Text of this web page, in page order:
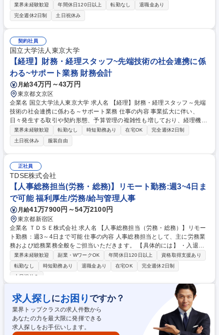
務作業の直接的サポートではなく、メンバーが効率的に業務を進めるため
のマネジメントをお任せします。メンバー約310名に対して、トレ ーナー
は約60名在籍。複数のトレーナーでチームを組んで対応するため、一人で
抱え込む状況が発生しない組織作りをしています。 【詳細】■メンバーの
適性等を基に業務の割り振り/創出/切り出し■質問対応・マニュアル作成■
定期面談■業務量集計など◎メンバーは軽度障がい(精神、知的)の方が中心
で、基本的に「働く力」のある方を面接で判断し採用しているため、トラ
ブル対応等は多くありません◎※変更の範囲:当社業務全般 募集職種 【障
がいをお持ちの方の業務サポート】定時9時-17時・プライベートとの両立
◎
業界未経験歓迎 年間休日120日以上 転勤なし
退職金あり
完全週休2日制
土日祝休み
契約社員
国立大学法人東京大学
【経理】財務・経理スタッフ~先端技術の社会連携に係
わる~サポート業務 財務会計
月給34万円～43万円
東京都文京区
企業名 国立大学法人東京大学 求人名 【経理】財務・経理スタッフ～先端
技術の社会連携に係わる～サポート業務 仕事の内容 事業拡大に伴い、
日々発生する取引や契約形態、予算管理の複雑性も増しており、経理機能
の強化が急務となっています。国の研究プロジェクト等、一般的な事業会
社とは異なる会計処理や予算管理が求められるます。 ・日次・月次・年次
の経理業務・仕訳入力、伝票処理、請求書管理 ・支払処理、入出金管理・
月次・年次決算業務・税務対応、納税関連業務 ・経費精算対応・会計ソフ
トの運用管理・顧問税理士、監査法人など外部専門家との連携・新規事業
や新たな取引発生時の会計処理整理 ・社内メンバーへのヒアリング、取引
内容の整理 ・各種プロジェクトの予算・会計管理サポート 募集職種 【経
理】財務・経理スタッフ～先端技術の社会連携に係わる～サポート業務
業界未経験歓迎 転勤なし 時短勤務あり 在宅OK
完全週休2日制
土日祝休み
服装自由
正社員
TDSE株式会社
【人事総務担当(労務・総務)】リモート勤務:週3~4日ま
で可能 福利厚生/労務/給与管理人事
月給41万7900円～54万2100円
東京都新宿区
企業名 ＴＤＳＥ株式会社 求人名 【人事総務担当（労務・総務）】リモー
ト勤務：週3～4日まで可能 仕事の内容 人事総務担当として、主に労務業
務および総務業務全般をご担当いただきます。 【具体的には】 ・入退社
手続き、社会保険手続きのアウトソース先管理・調整などの労務手続き関
連業務 ・勤怠管理、給与計算、人事データの入力・更新、社員情報管理業
務 ・健康診断対応業務、安全衛生管理のサポート業務 ・人事制度、福利
リモート勤務：週3～4日まで可能
業界未経験歓迎 副業・WワークOK 年間休日120日以上
資格取得支援あり
転勤なし
時短勤務あり 退職金あり 在宅OK
完全週休2日制
土日祝休み
求人探しにお困り ですか？
業界トップクラスの求人件数から
あなたの力を最大限に発揮できる
求人探しをお手伝いします。